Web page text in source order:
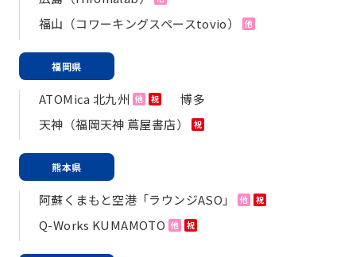
福山（コワーキングスペースtovio） 他
福岡県
ATOMica 北九州 他 祝
博多
天神（福岡天神 蔦屋書店）
祝
熊本県
阿蘇くまもと空港「ラウンジASO」 他 祝
Q-Works KUMAMOTO 他 祝